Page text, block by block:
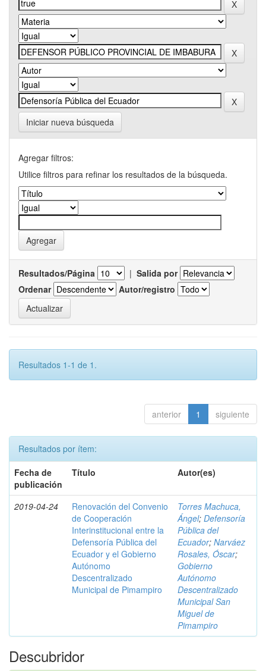
Iniciar nueva búsqueda
Agregar filtros:
Utilice filtros para refinar los resultados de la búsqueda.
Resultados/Página | Salida por
Ordenar
Autor/registro
Resultados 1-1 de 1.
anterior 1 siguiente
Resultados por ítem:
Fecha de
publicación
Título Autor(es)
2019-04-24
Renovación del Convenio
de Cooperación
Interinstitucional entre la
Defensoría Pública del
Ecuador y el Gobierno
Autónomo
Descentralizado
Municipal de Pimampiro
Torres Machuca,
Ángel; Defensoría
Pública del
Ecuador; Narváez
Rosales, Óscar;
Gobierno
Autónomo
Descentralizado
Municipal San
Miguel de
Pimampiro
Descubridor